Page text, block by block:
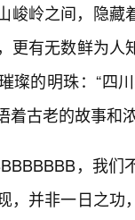
峻岭之间，隐
更有无数鲜为
璨的明珠：“四
着古老的故事和
，我
，并非一日之